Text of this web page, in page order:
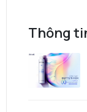
Thông